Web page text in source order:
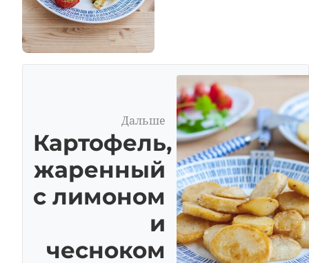
Дальше
Картофель,
жаренный
с лимоном
и
чесноком